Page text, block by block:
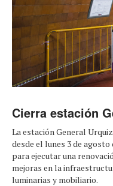
Cierra estación
La estación General
desde el lunes 3 de
para ejecutar una
mejoras en la
luminarias y mobiliario.